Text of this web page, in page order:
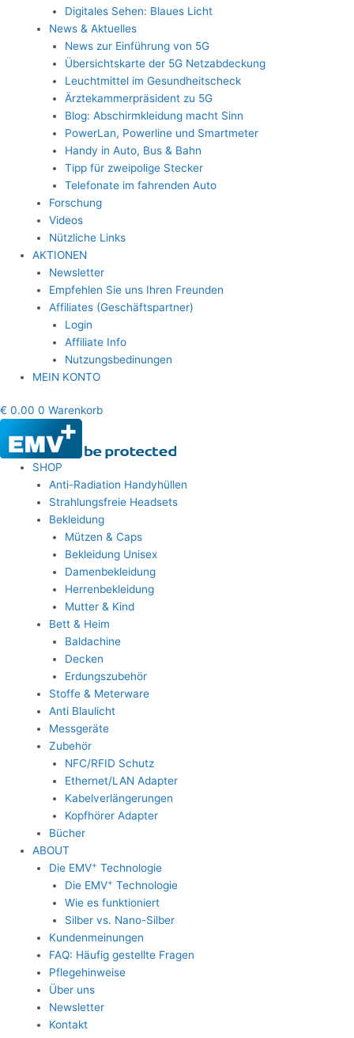
Digitales Sehen: Blaues Licht
News & Aktuelles
News zur Einführung von 5G
Übersichtskarte der 5G Netzabdeckung
Leuchtmittel im Gesundheitscheck
Ärztekammerpräsident zu 5G
Blog: Abschirmkleidung macht Sinn
PowerLan, Powerline und Smartmeter
Handy in Auto, Bus & Bahn
Tipp für zweipolige Stecker
Telefonate im fahrenden Auto
Forschung
Videos
Nützliche Links
AKTIONEN
Newsletter
Empfehlen Sie uns Ihren Freunden
Affiliates (Geschäftspartner)
Login
Affiliate Info
Nutzungsbedinungen
MEIN KONTO
€ 0.00 0 Warenkorb
SHOP
Anti-Radiation Handyhüllen
Strahlungsfreie Headsets
Bekleidung
Mützen & Caps
Bekleidung Unisex
Damenbekleidung
Herrenbekleidung
Mutter & Kind
Bett & Heim
Baldachine
Decken
Erdungszubehör
Stoffe & Meterware
Anti Blaulicht
Messgeräte
Zubehör
NFC/RFID Schutz
Ethernet/LAN Adapter
Kabelverlängerungen
Kopfhörer Adapter
Bücher
ABOUT
Die EMV+ Technologie
Die EMV+ Technologie
Wie es funktioniert
Silber vs. Nano-Silber
Kundenmeinungen
FAQ: Häufig gestellte Fragen
Pflegehinweise
Über uns
Newsletter
Kontakt